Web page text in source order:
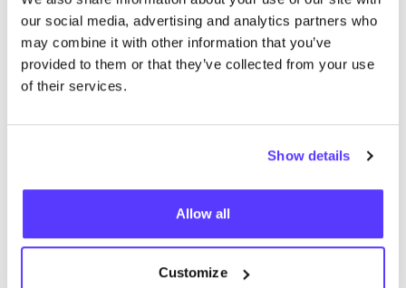
our social media, advertising and analytics partners who
may combine it with other information that you’ve
provided to them or that they’ve collected from your use
of their services.
Show details
Allow all
Customize
A
Annet Veerbeek Styling
Kleidung Schmuck